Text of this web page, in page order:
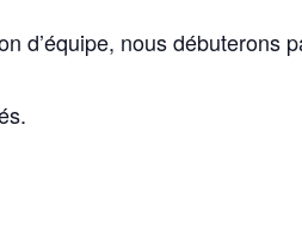
d’équipe, nous débuterons